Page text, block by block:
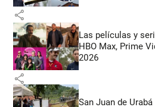
share
Las películas y
HBO Max, Prime
2026
share
San Juan de